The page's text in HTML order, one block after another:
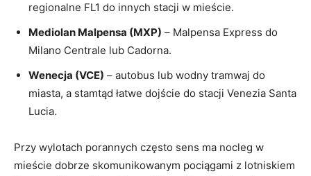
regionalne FL1 do innych stacji w mieście.
Mediolan Malpensa (MXP) – Malpensa Express do
Milano Centrale lub Cadorna.
Wenecja (VCE) – autobus lub wodny tramwaj do
miasta, a stamtąd łatwe dojście do stacji Venezia Santa
Lucia.
Przy wylotach porannych często sens ma nocleg w
mieście dobrze skomunikowanym pociągami z lotniskiem